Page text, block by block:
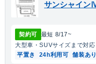
サンシャイン
契約可 最短 8/17~
大型車・SUVサイズまで対応
平置き
24h利用可 舗装あり